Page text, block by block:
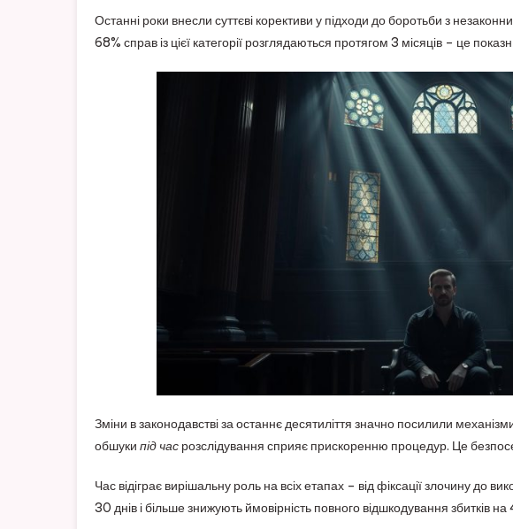
Останні роки внесли суттєві корективи у підходи до боротьби з
68% справ із цієї категорії розглядаються протягом 3 місяців – це
Зміни в законодавстві за останнє десятиліття значно посилили
обшуки під час розслідування сприяє прискоренню процедур. Це
Час відіграє вирішальну роль на всіх етапах – від фіксації злочину до
30 днів і більше знижують ймовірність повного відшкодування збитків